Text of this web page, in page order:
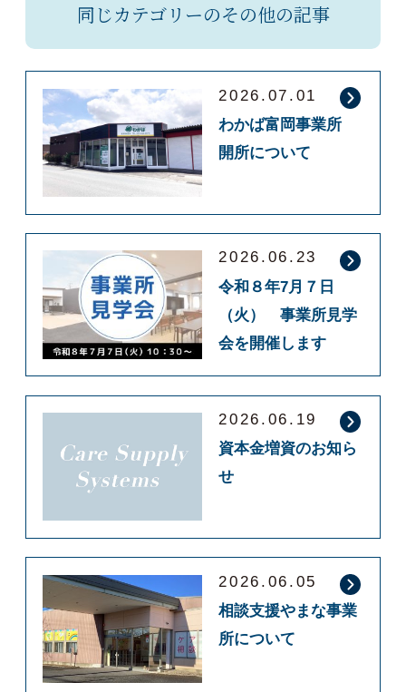
同じカテゴリーのその他の記事
2026.07.01
わかば富岡事業所
開所について
2026.06.23
令和８年7月７日
（火） 事業所見学
会を開催します
2026.06.19
資本金増資のお知ら
せ
2026.06.05
相談支援やまな事業
所について